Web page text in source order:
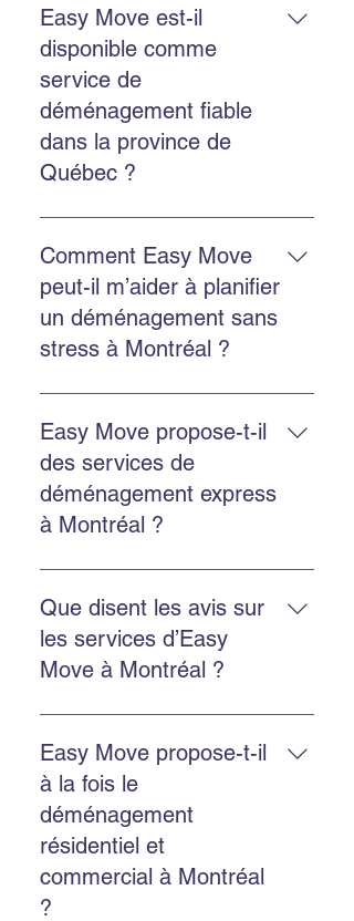
inclut la planification, le
chargement, le transport, le
déchargement et la protection des
biens, avec des options
d’emballage et d’entreposage.
Easy Move est-il
disponible comme
service de
déménagement fiable
dans la province de
Québec ?
Oui. Easy Move intervient partout
au Québec, y compris Montréal,
Châteauguay et plusieurs autres
régions.
Comment Easy Move
peut-il m’aider à planifier
un déménagement sans
stress à Montréal ?
Planifiez à l’avance, obtenez une
soumission gratuite, choisissez
une équipe ponctuelle et utilisez
d’entreposage si besoin.
Easy Move propose-t-il
des services de
déménagement express
à Montréal ?
Oui. Easy Move propose des
services rapides et flexibles pour
réduire le stress et assurer un
déménagement efficace.
Que disent les avis sur
les services d’Easy
Move à Montréal ?
Les clients soulignent une équipe
professionnelle, ponctuelle,
efficace, et des prix raisonnables.
Easy Move propose-t-il
à la fois le
déménagement
résidentiel et
commercial à Montréal
?